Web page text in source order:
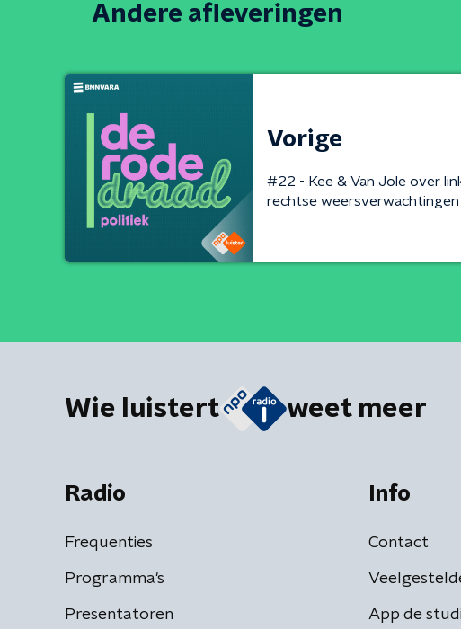
Andere afleveringen
Vorige
#22 - Kee & Van Jole over
rechtse
Wie luistert weet meer
Radio
Frequenties
Programma's
Presentatoren
Info
Contact
App de